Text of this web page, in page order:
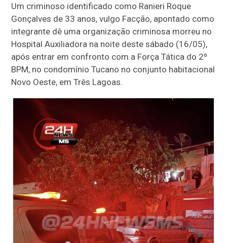
Um criminoso identificado como Ranieri Roque
Gonçalves de 33 anos, vulgo Facção, apontado como
integrante dê uma organização criminosa morreu no
Hospital Auxiliadora na noite deste sábado (16/05),
após entrar em confronto com a Força Tática do 2º
BPM, no condomínio Tucano no conjunto habitacional
Novo Oeste, em Três Lagoas.